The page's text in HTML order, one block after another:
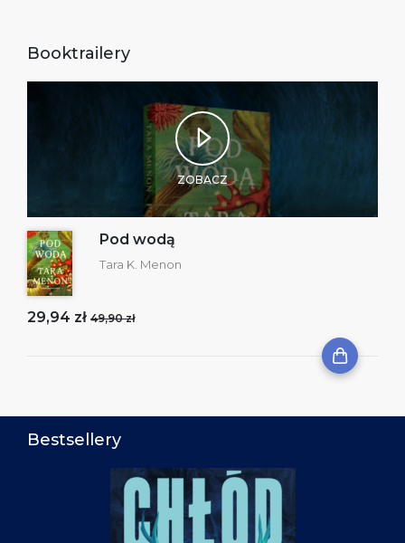
Booktrailery
ZOBACZ
Pod wodą
Tara K. Menon
29,94 zł 49,90 zł
Bestsellery